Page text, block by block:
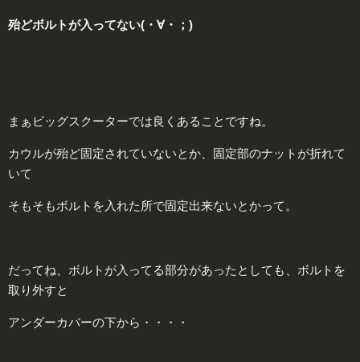
殆どボルトが入ってない(・∀・；)
まぁビッグスクーターでは良くあることですね。
カウルが殆ど固定されていないとか、固定部のナットが折れて
いて
そもそもボルトを入れた所で固定出来ないとかって。
だってね、ボルトが入ってる部分があったとしても、ボルトを
取り外すと
アンダーカバーの下から・・・・